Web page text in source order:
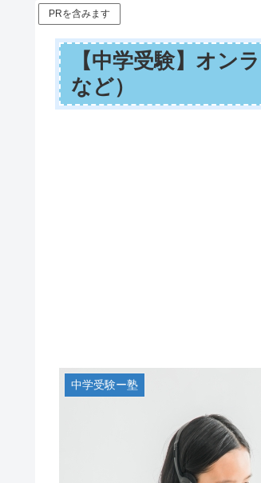
PRを含みます
【中学受験】オン
など）
中学受験ー塾